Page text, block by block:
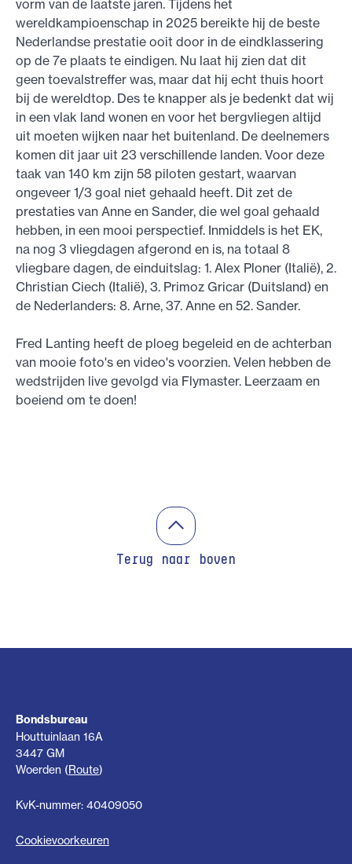
vorm van de laatste jaren. Tijdens het
wereldkampioenschap in 2025 bereikte hij de beste
Nederlandse prestatie ooit door in de eindklassering
op de 7e plaats te eindigen. Nu laat hij zien dat dit
geen toevalstreffer was, maar dat hij echt thuis hoort
bij de wereldtop. Des te knapper als je bedenkt dat wij
in een vlak land wonen en voor het bergvliegen altijd
uit moeten wijken naar het buitenland. De deelnemers
komen dit jaar uit 23 verschillende landen. Voor deze
taak van 140 km zijn 58 piloten gestart, waarvan
ongeveer 1/3 goal niet gehaald heeft. Dit zet de
prestaties van Anne en Sander, die wel goal gehaald
hebben, in een mooi perspectief. Inmiddels is het EK,
na nog 3 vliegdagen afgerond en is, na totaal 8
vliegbare dagen, de einduitslag: 1. Alex Ploner (Italië), 2.
Christian Ciech (Italië), 3. Primoz Gricar (Duitsland) en
de Nederlanders: 8. Arne, 37. Anne en 52. Sander.
Fred Lanting heeft de ploeg begeleid en de achterban
van mooie foto's en video's voorzien. Velen hebben de
wedstrijden live gevolgd via Flymaster. Leerzaam en
boeiend om te doen!
Terug naar boven
Bondsbureau
Houttuinlaan 16A
3447 GM
Woerden (Route)
KvK-nummer: 40409050
Cookievoorkeuren